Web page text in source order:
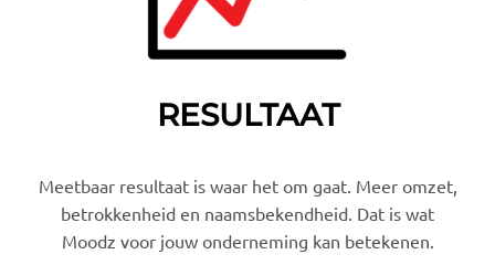
RESULTAAT
Meetbaar resultaat is waar het om gaat. Meer omzet,
betrokkenheid en naamsbekendheid. Dat is wat
Moodz voor jouw onderneming kan betekenen.